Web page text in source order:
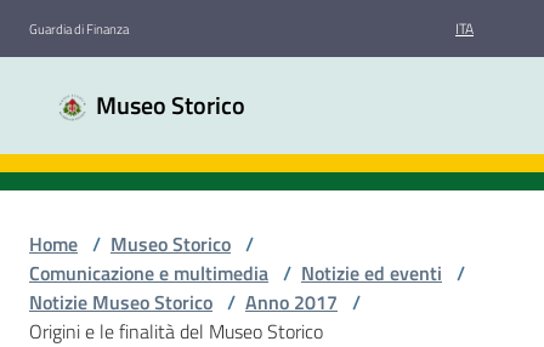
Guardia di Finanza ITA
Museo Storico
Storico
Guardia
di
Chi
siamo
Home / Museo Storico /
Comunicazione e multimedia / Notizie ed eventi /
Notizie Museo Storico / Anno 2017 /
Origini e le finalità del Museo Storico